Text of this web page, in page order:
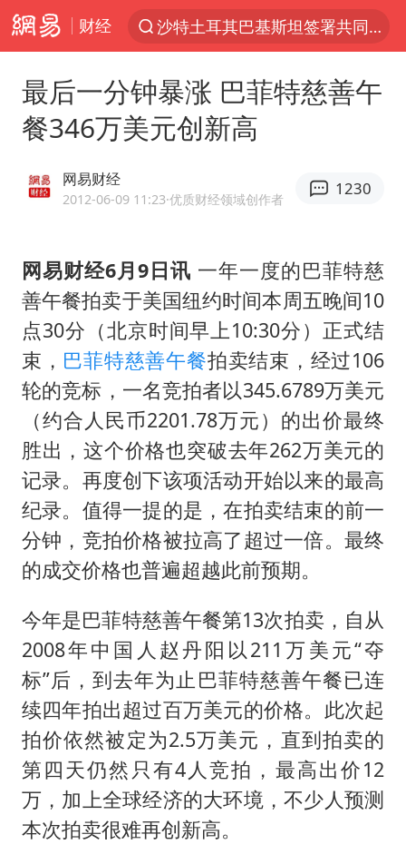
财经
沙特土耳其巴基斯坦签署共同防务协议
泉州市委书记张毅恭被查
上海：台风白海豚或将带来龙卷风
名创优品回应女子吐槽内裤质量差
中巨芯：上半年归母净利润1405.77万元
中国女篮70-67险胜尼日利亚女篮
U17国足点球大战淘汰河床晋级决赛
国防部：中国军队坚决反制任何闹海挑衅图谋
我国外贸延续良好增长态势
“新疆阿勒泰八月能滑雪”不实
日本试射“战斧”导弹，国防部回应
胡彦斌韩磊 谁帮谁
胡彦斌获《歌手2026》歌王
秋天的第一杯奶茶到底有多火
夯实基础开新局
最后一分钟暴涨 巴菲特慈善午
餐346万美元创新高
网易财经
2012-06-09 11:23·优质财经领域创作者
1230
网易财经6月9日讯 一年一度的巴菲特慈
善午餐拍卖于美国纽约时间本周五晚间10
点30分（北京时间早上10:30分）正式结
束， 巴菲特慈善午餐拍卖结束，经过106
轮的竞标，一名竞拍者以345.6789万美元
（约合人民币2201.78万元）的出价最终
胜出，这个价格也突破去年262万美元的
记录。再度创下该项活动开始以来的最高
纪录。值得一提的是，在拍卖结束的前一
分钟，竞拍价格被拉高了超过一倍。最终
的成交价格也普遍超越此前预期。
今年是巴菲特慈善午餐第13次拍卖，自从
2008年中国人赵丹阳以211万美元“夺
标”后，到去年为止巴菲特慈善午餐已连
续四年拍出超过百万美元的价格。此次起
拍价依然被定为2.5万美元，直到拍卖的
第四天仍然只有4人竞拍，最高出价12
万，加上全球经济的大环境，不少人预测
本次拍卖很难再创新高。